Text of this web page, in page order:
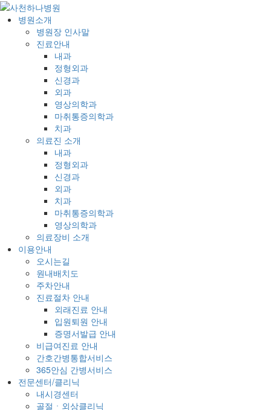
병원소개
병원장 인사말
진료안내
내과
정형외과
신경과
외과
영상의학과
마취통증의학과
치과
의료진 소개
내과
정형외과
신경과
외과
치과
마취통증의학과
영상의학과
의료장비 소개
이용안내
오시는길
원내배치도
주차안내
진료절차 안내
외래진료 안내
입원퇴원 안내
증명서발급 안내
비급여진료 안내
간호간병통합서비스
365안심 간병서비스
전문센터/클리닉
내시경센터
골절ㆍ외상클리닉